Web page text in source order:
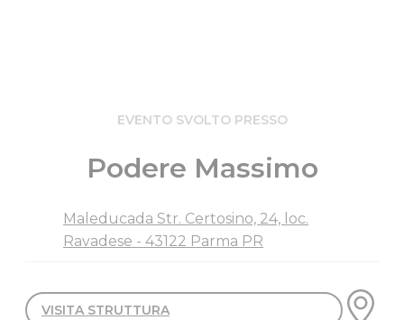
EVENTO SVOLTO PRESSO
Podere Massimo
Maleducada Str. Certosino, 24, loc.
Ravadese - 43122 Parma PR
VISITA STRUTTURA